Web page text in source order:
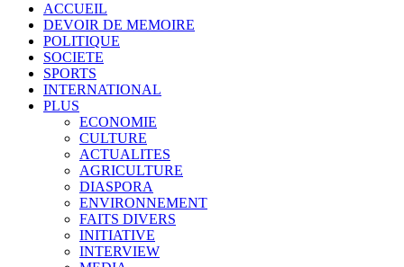
ACCUEIL
DEVOIR DE MEMOIRE
POLITIQUE
SOCIETE
SPORTS
INTERNATIONAL
PLUS
ECONOMIE
CULTURE
ACTUALITES
AGRICULTURE
DIASPORA
ENVIRONNEMENT
FAITS DIVERS
INITIATIVE
INTERVIEW